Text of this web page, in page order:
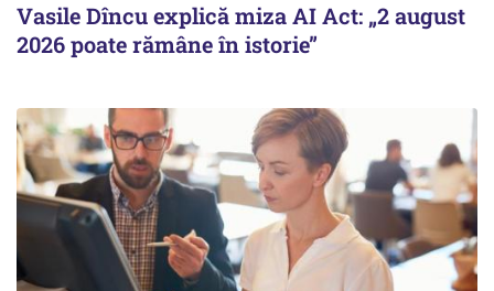
Vasile Dîncu explică miza AI Act: „2 august
2026 poate rămâne în istorie”